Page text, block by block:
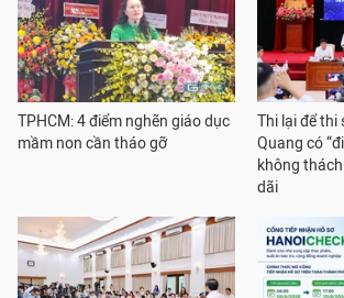
TPHCM: 4 điểm nghẽn giáo dục
mầm non cần tháo gỡ
Thi lại để thi
Quang có
không
dãi